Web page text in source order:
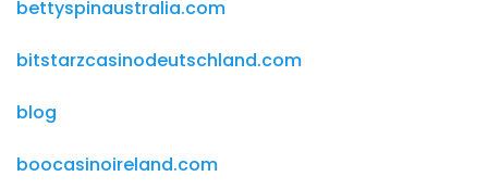
bettyspinaustralia.com
bitstarzcasinodeutschland.com
blog
boocasinoireland.com